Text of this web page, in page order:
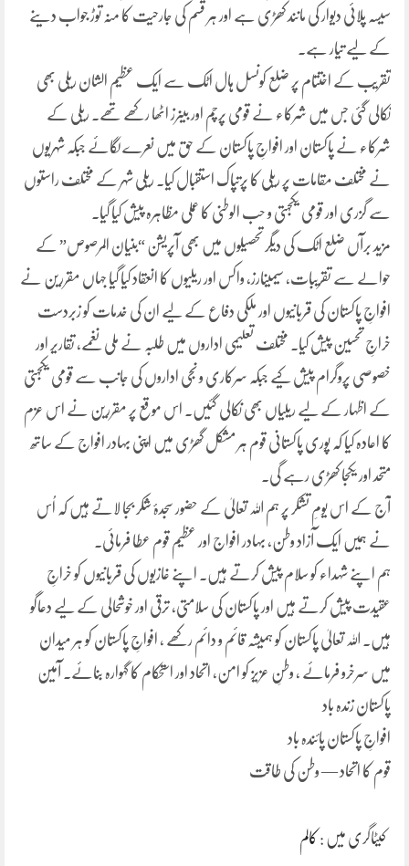
سیسہ پلائی دیوار کی مانند کھڑی ہے اور ہر قسم کی جارحیت کا منہ توڑ جواب دینے
کے لیے تیار ہے۔
تقریب کے اختتام پر ضلع کونسل ہال اٹک سے ایک عظیم الشان ریلی بھی
نکالی گئی جس میں شرکاء نے قومی پرچم اور بینرز اٹھا رکھے تھے۔ ریلی کے
شرکاء نے پاکستان اور افواجِ پاکستان کے حق میں نعرے لگائے جبکہ شہریوں
نے مختلف مقامات پر ریلی کا پرتپاک استقبال کیا۔ ریلی شہر کے مختلف راستوں
سے گزری اور قومی یکجہتی و حب الوطنی کا عملی مظاہرہ پیش کیا گیا۔
مزید برآں ضلع اٹک کی دیگر تحصیلوں میں بھی آپریشن “بنیان المرصوص” کے
حوالے سے تقریبات، سیمینارز، واکس اور ریلیوں کا انعقاد کیا گیا جہاں مقررین نے
افواجِ پاکستان کی قربانیوں اور ملکی دفاع کے لیے ان کی خدمات کو زبردست
خراجِ تحسین پیش کیا۔ مختلف تعلیمی اداروں میں طلبہ نے ملی نغمے، تقاریر اور
خصوصی پروگرام پیش کیے جبکہ سرکاری و نجی اداروں کی جانب سے قومی یکجہتی
کے اظہار کے لیے ریلیاں بھی نکالی گئیں۔ اس موقع پر مقررین نے اس عزم
کا اعادہ کیا کہ پوری پاکستانی قوم ہر مشکل گھڑی میں اپنی بہادر افواج کے ساتھ
متحد اور یکجا کھڑی رہے گی۔
آج کے اس یومِ تشکر پر ہم اللہ تعالیٰ کے حضور سجدۂ شکر بجا لاتے ہیں کہ اُس
نے ہمیں ایک آزاد وطن، بہادر افواج اور عظیم قوم عطا فرمائی۔
ہم اپنے شہداء کو سلام پیش کرتے ہیں۔ اپنے غازیوں کی قربانیوں کو خراجِ
عقیدت پیش کرتے ہیں اور پاکستان کی سلامتی، ترقی اور خوشحالی کے لیے دعاگو
ہیں۔ اللہ تعالیٰ پاکستان کو ہمیشہ قائم و دائم رکھے ، افواجِ پاکستان کو ہر میدان
میں سرخرو فرمائے ، وطنِ عزیز کو امن، اتحاد اور استحکام کا گہوارہ بنائے۔ آمین
پاکستان زندہ باد
افواجِ پاکستان پائندہ باد
قوم کا اتحاد — وطن کی طاقت
کیٹاگری میں : کالم